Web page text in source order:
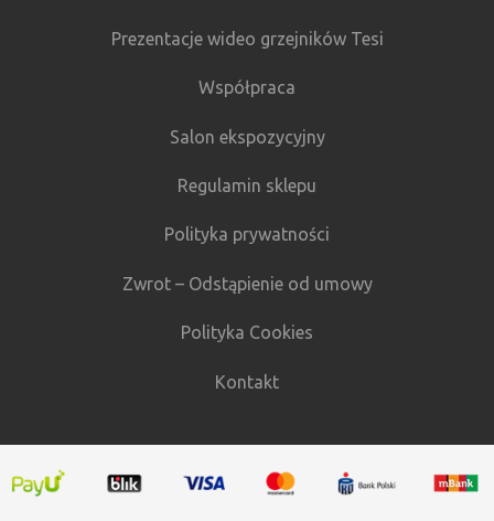
Prezentacje wideo grzejników Tesi
Współpraca
Salon ekspozycyjny
Regulamin sklepu
Polityka prywatności
Zwrot – Odstąpienie od umowy
Polityka Cookies
Kontakt